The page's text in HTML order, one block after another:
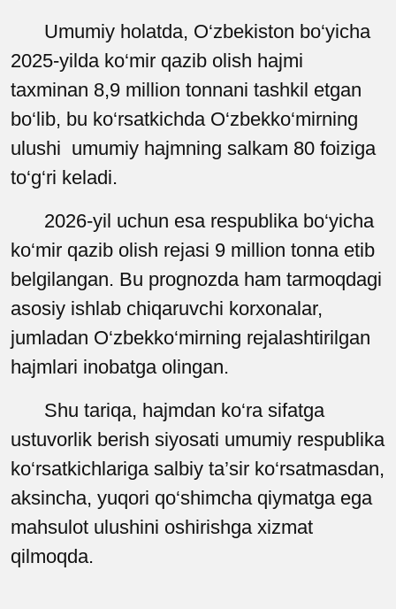
Umumiy holatda, O‘zbekiston bo‘yicha
2025-yilda ko‘mir qazib olish hajmi
taxminan 8,9 million tonnani tashkil etgan
bo‘lib, bu ko‘rsatkichda O‘zbekko‘mirning
ulushi umumiy hajmning salkam 80 foiziga
to‘g‘ri keladi.
2026-yil uchun esa respublika bo‘yicha
ko‘mir qazib olish rejasi 9 million tonna etib
belgilangan. Bu prognozda ham tarmoqdagi
asosiy ishlab chiqaruvchi korxonalar,
jumladan O‘zbekko‘mirning rejalashtirilgan
hajmlari inobatga olingan.
Shu tariqa, hajmdan ko‘ra sifatga
ustuvorlik berish siyosati umumiy respublika
ko‘rsatkichlariga salbiy ta’sir ko‘rsatmasdan,
aksincha, yuqori qo‘shimcha qiymatga ega
mahsulot ulushini oshirishga xizmat
qilmoqda.